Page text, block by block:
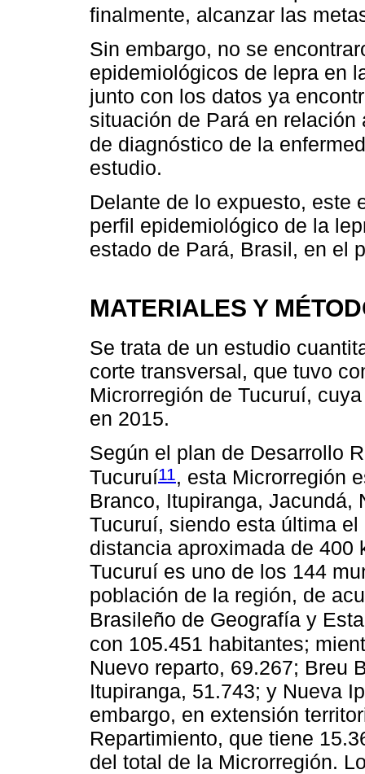
finalmente, alcanzar las
Sin embargo, no se
epidemiológicos de lepra en
junto con los datos ya
situación de Pará en
de diagnóstico de la
estudio.
Delante de lo expuesto, este
perfil epidemiológico de la
estado de Pará, Brasil, en el
MATERIALES Y
Se trata de un estudio
corte transversal, que tuvo
Microrregión de Tucuruí,
en 2015.
Según el plan de Desarrollo
Tucuruí11, esta Microrregión
Branco, Itupiranga, Jacundá,
Tucuruí, siendo esta última
distancia aproximada de 400
Tucuruí es uno de los 144
población de la región, de
Brasileño de Geografía y
con 105.451 habitantes;
Nuevo reparto, 69.267; Breu
Itupiranga, 51.743; y Nueva
embargo, en extensión
Repartimiento, que tiene
del total de la Microrregión.